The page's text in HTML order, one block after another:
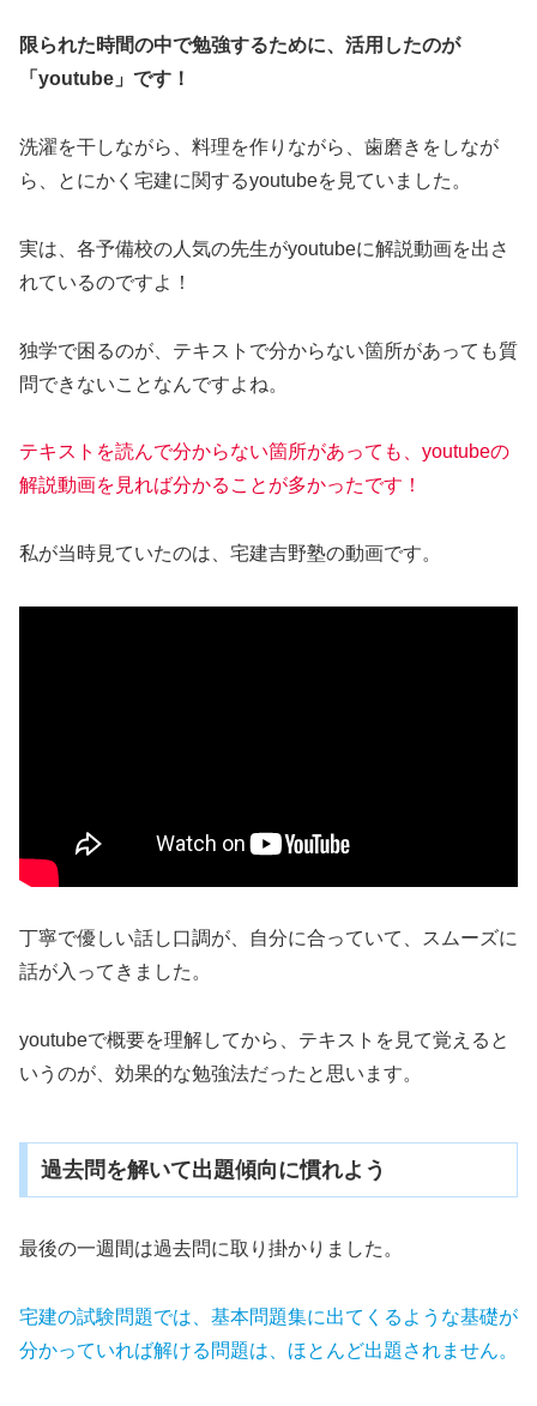
限られた時間の中で勉強するために、活用したのが
「youtube」です！
洗濯を干しながら、料理を作りながら、歯磨きをしなが
ら、とにかく宅建に関するyoutubeを見ていました。
実は、各予備校の人気の先生がyoutubeに解説動画を出さ
れているのですよ！
独学で困るのが、テキストで分からない箇所があっても質
問できないことなんですよね。
テキストを読んで分からない箇所があっても、youtubeの
解説動画を見れば分かることが多かったです！
私が当時見ていたのは、宅建吉野塾の動画です。
丁寧で優しい話し口調が、自分に合っていて、スムーズに
話が入ってきました。
youtubeで概要を理解してから、テキストを見て覚えると
いうのが、効果的な勉強法だったと思います。
過去問を解いて出題傾向に慣れよう
最後の一週間は過去問に取り掛かりました。
宅建の試験問題では、基本問題集に出てくるような基礎が
分かっていれば解ける問題は、ほとんど出題されません。